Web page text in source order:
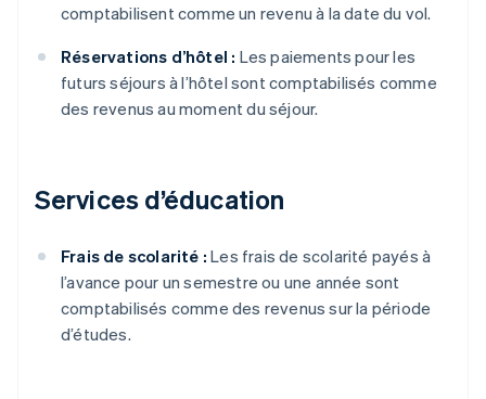
comptabilisent comme un revenu à la date du vol.
Réservations d’hôtel : Les paiements pour les
futurs séjours à l’hôtel sont comptabilisés comme
des revenus au moment du séjour.
Services d’éducation
Frais de scolarité : Les frais de scolarité payés à
l’avance pour un semestre ou une année sont
comptabilisés comme des revenus sur la période
d’études.